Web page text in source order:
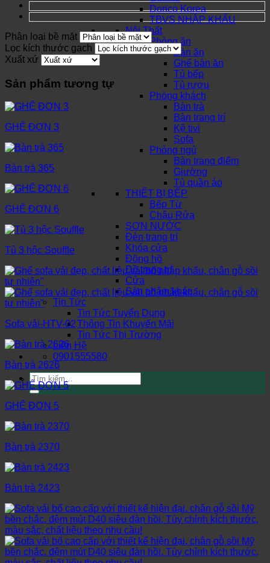
Dorico Korea
TBVS NHẬP KHẨU
Nội Thất
Phòng ăn
Bàn ăn
Ghế bàn ăn
Tủ bếp
Tủ rượu
Phòng khách
Bàn trà
Bàn trang trí
Kệ tivi
Sofa
Phòng ngủ
Bàn trang điểm
Giường
Tủ quần áo
THIẾT BỊ BẾP
Bếp Từ
Chậu Rửa
SƠN NƯỚC
Đèn trang trí
Khóa cửa
Đồng hồ
Đồ trang trí
Cửa
Sản phẩm khác
Tin Tức
Tin Tức Tuyển Dụng
Thông Tin Khuyến Mãi
Tin Tức Thị Trường
Liên Hệ
0901555580
Tìm
kiếm:
Phân loại bề mặt
Lọc kích thước gạch
Xuất xứ
Sản phẩm tương tự
GHẾ ĐƠN 3
Bàn trà 365
GHẾ ĐƠN 6
Tủ 3 hộc Souffle
Sofa vải-HTV-02
Bàn trà 2626
GHẾ ĐƠN 5
Bàn trà 2370
Bàn trà 2423